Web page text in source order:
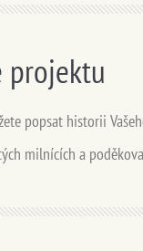
projektu
popsat historii
milnících a